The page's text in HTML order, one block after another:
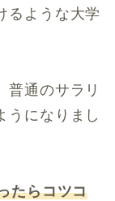
るような大学
普通のサラリ
うになりまし
たらコツコ